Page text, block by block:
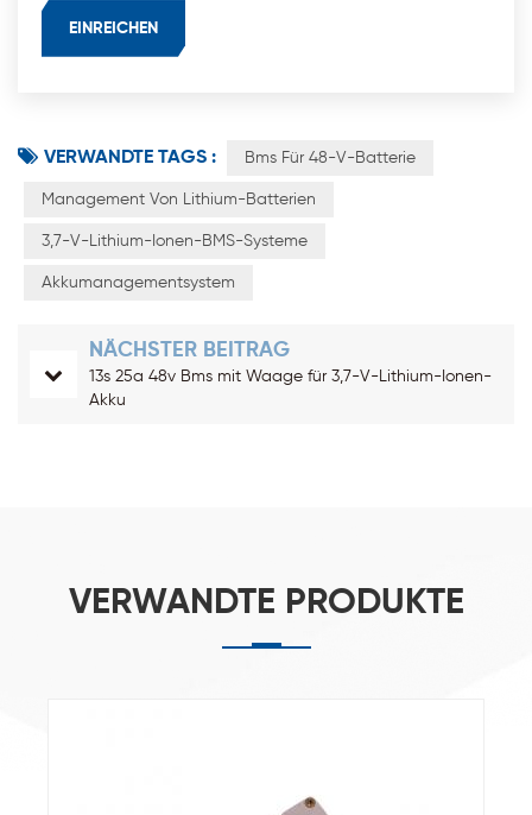
VERWANDTE TAGS : Bms Für 48-V-Batterie
Management Von Lithium-Batterien
3,7-V-Lithium-Ionen-BMS-Systeme
Akkumanagementsystem
NÄCHSTER BEITRAG
13s 25a 48v Bms mit Waage für 3,7-V-Lithium-Ionen-
Akku
VERWANDTE PRODUKTE